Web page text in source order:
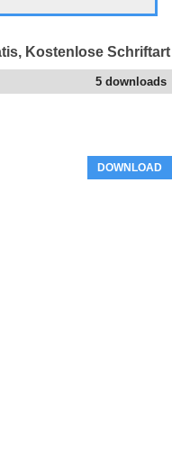
Kostenlose Schriftart
5 downloads
DOWNLOAD